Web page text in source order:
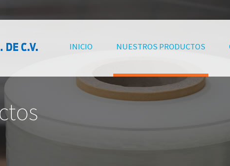
INICIO (CURRENT)NUESTROS PRODUCTOS